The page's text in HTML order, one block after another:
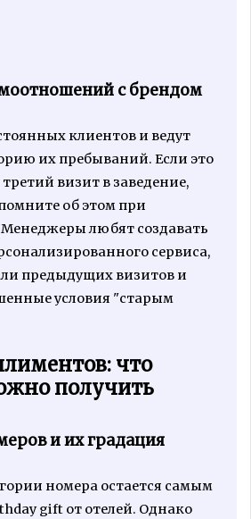
с брендом
клиентов и ведут
их пребываний. Если это
визит в заведение,
об этом при
любят создавать
сервиса,
предыдущих визитов и
условия "старым
что
получить
и их градация
номера остается самым
gift от отелей. Однако